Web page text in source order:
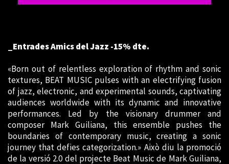
_Entrades Amics del Jazz -15% dte.
«Born out of relentless exploration of rhythm and sonic
textures, BEAT MUSIC pulses with an electrifying fusion
of jazz, electronic, and experimental sounds, captivating
audiences worldwide with its dynamic and innovative
performances. Led by the visionary drummer and
composer Mark Guiliana, this ensemble pushes the
boundaries of contemporary music, creating a sonic
journey that defies categorization.» Això diu la promoció
de la versió 2.0 del projecte Beat Music de Mark Guiliana,